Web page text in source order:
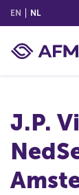
EN (ENGLISH)
NL
J.P.